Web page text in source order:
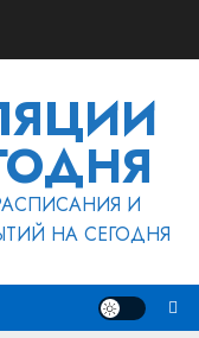
И
НА СЕГОДНЯ